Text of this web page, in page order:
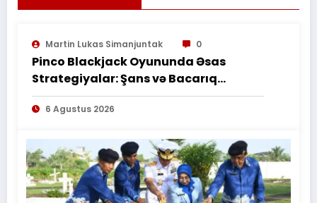
Martin Lukas Simanjuntak 0
Pinco Blackjack Oyununda Əsas
Strategiyalar: Şans və Bacarıq
Balansı – BetAz Oyununa İcmal
6 Agustus 2026